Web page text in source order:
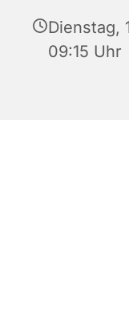
Dienstag,
09:15 Uhr